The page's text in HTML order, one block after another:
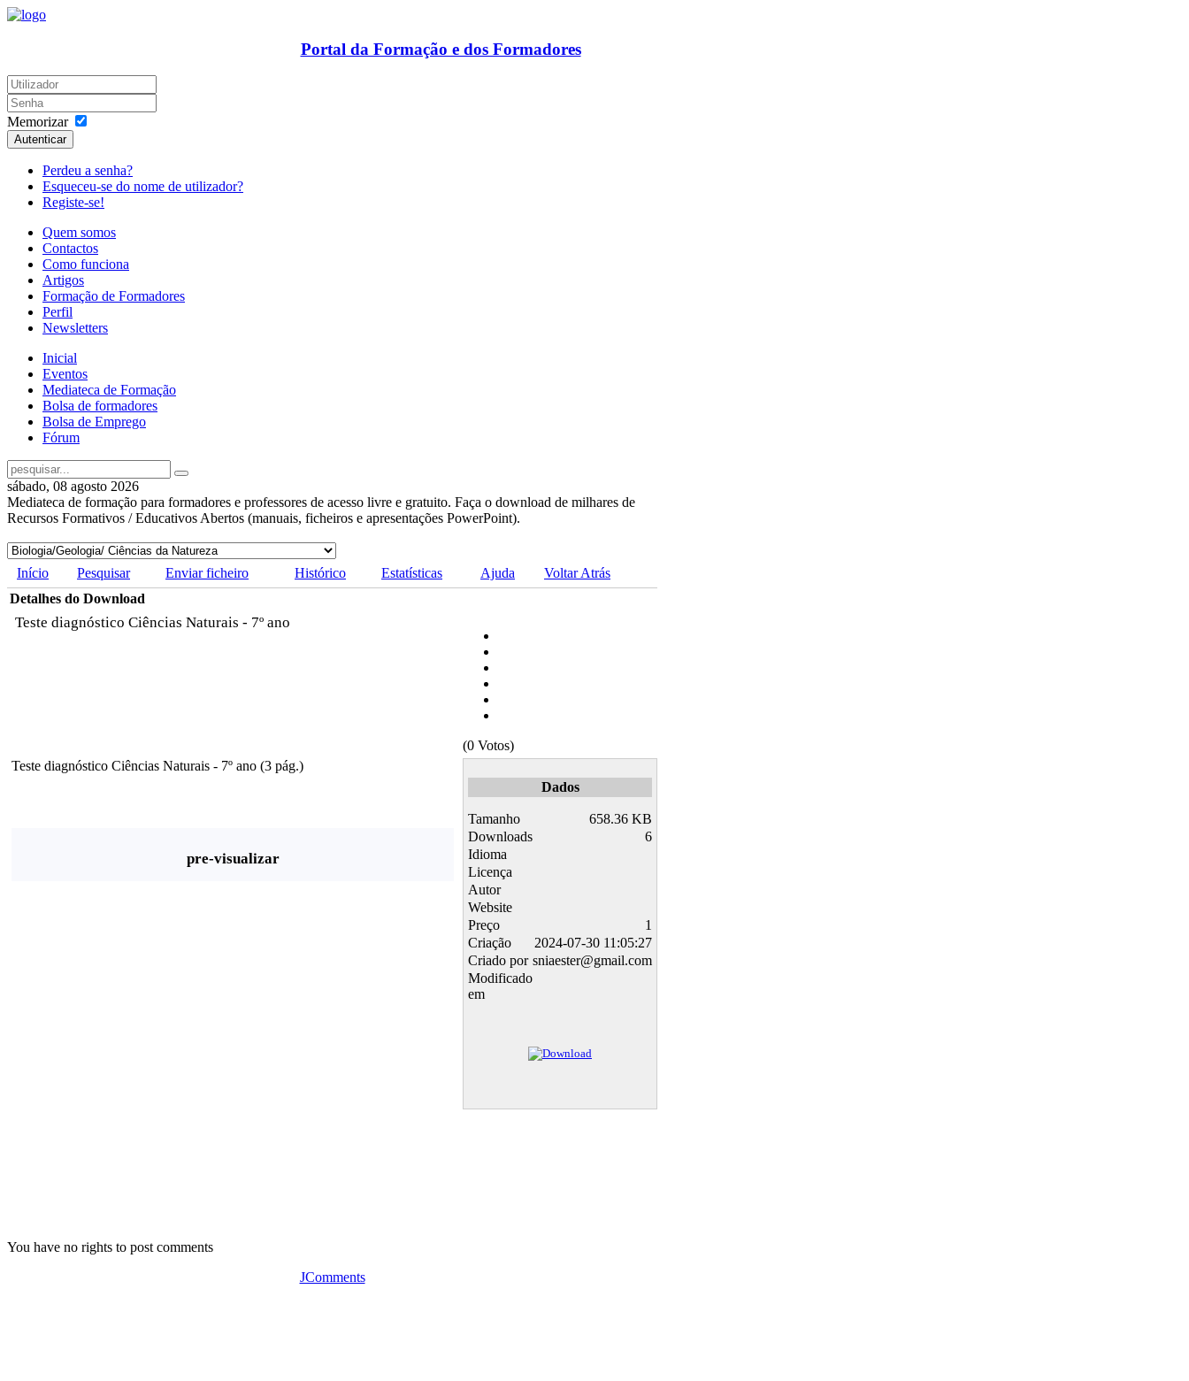
Portal da Formação e dos Formadores
Memorizar
Autenticar
Perdeu a senha?
Esqueceu-se do nome de utilizador?
Registe-se!
Quem somos
Contactos
Como funciona
Artigos
Formação de Formadores
Perfil
Newsletters
Inicial
Eventos
Mediateca de Formação
Bolsa de formadores
Bolsa de Emprego
Fórum
sábado, 08 agosto 2026
Mediateca de formação para formadores e professores de acesso livre e gratuito. Faça o download de milhares de
Recursos Formativos / Educativos Abertos (manuais, ficheiros e apresentações PowerPoint).
Início Pesquisar Enviar ficheiro Histórico Estatísticas Ajuda
Voltar Atrás
Detalhes do Download
Teste diagnóstico Ciências Naturais - 7º ano
(0 Votos)
Teste diagnóstico Ciências Naturais - 7º ano (3 pág.)
pre-visualizar
Dados
Tamanho
658.36 KB
Downloads
6
Idioma
Licença
Autor
Website
Preço
1
Criação
2024-07-30 11:05:27
Criado por sniaester@gmail.com
Modificado
em
You have no rights to post comments
JComments